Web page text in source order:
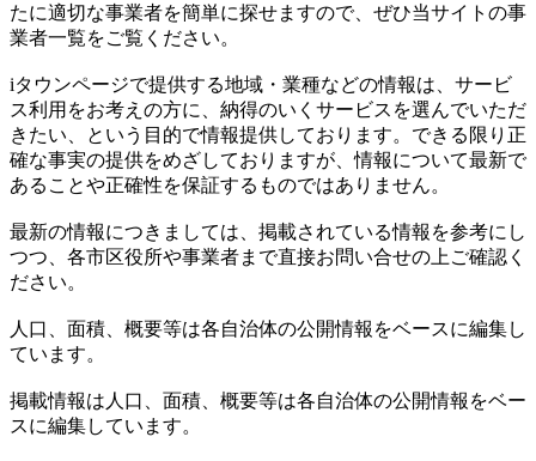
たに適切な事業者を簡単に探せますので、ぜひ当サイトの事
業者一覧をご覧ください。
iタウンページで提供する地域・業種などの情報は、サービ
ス利用をお考えの方に、納得のいくサービスを選んでいただ
きたい、という目的で情報提供しております。できる限り正
確な事実の提供をめざしておりますが、情報について最新で
あることや正確性を保証するものではありません。
最新の情報につきましては、掲載されている情報を参考にし
つつ、各市区役所や事業者まで直接お問い合せの上ご確認く
ださい。
人口、面積、概要等は各自治体の公開情報をベースに編集し
ています。
掲載情報は人口、面積、概要等は各自治体の公開情報をベー
スに編集しています。